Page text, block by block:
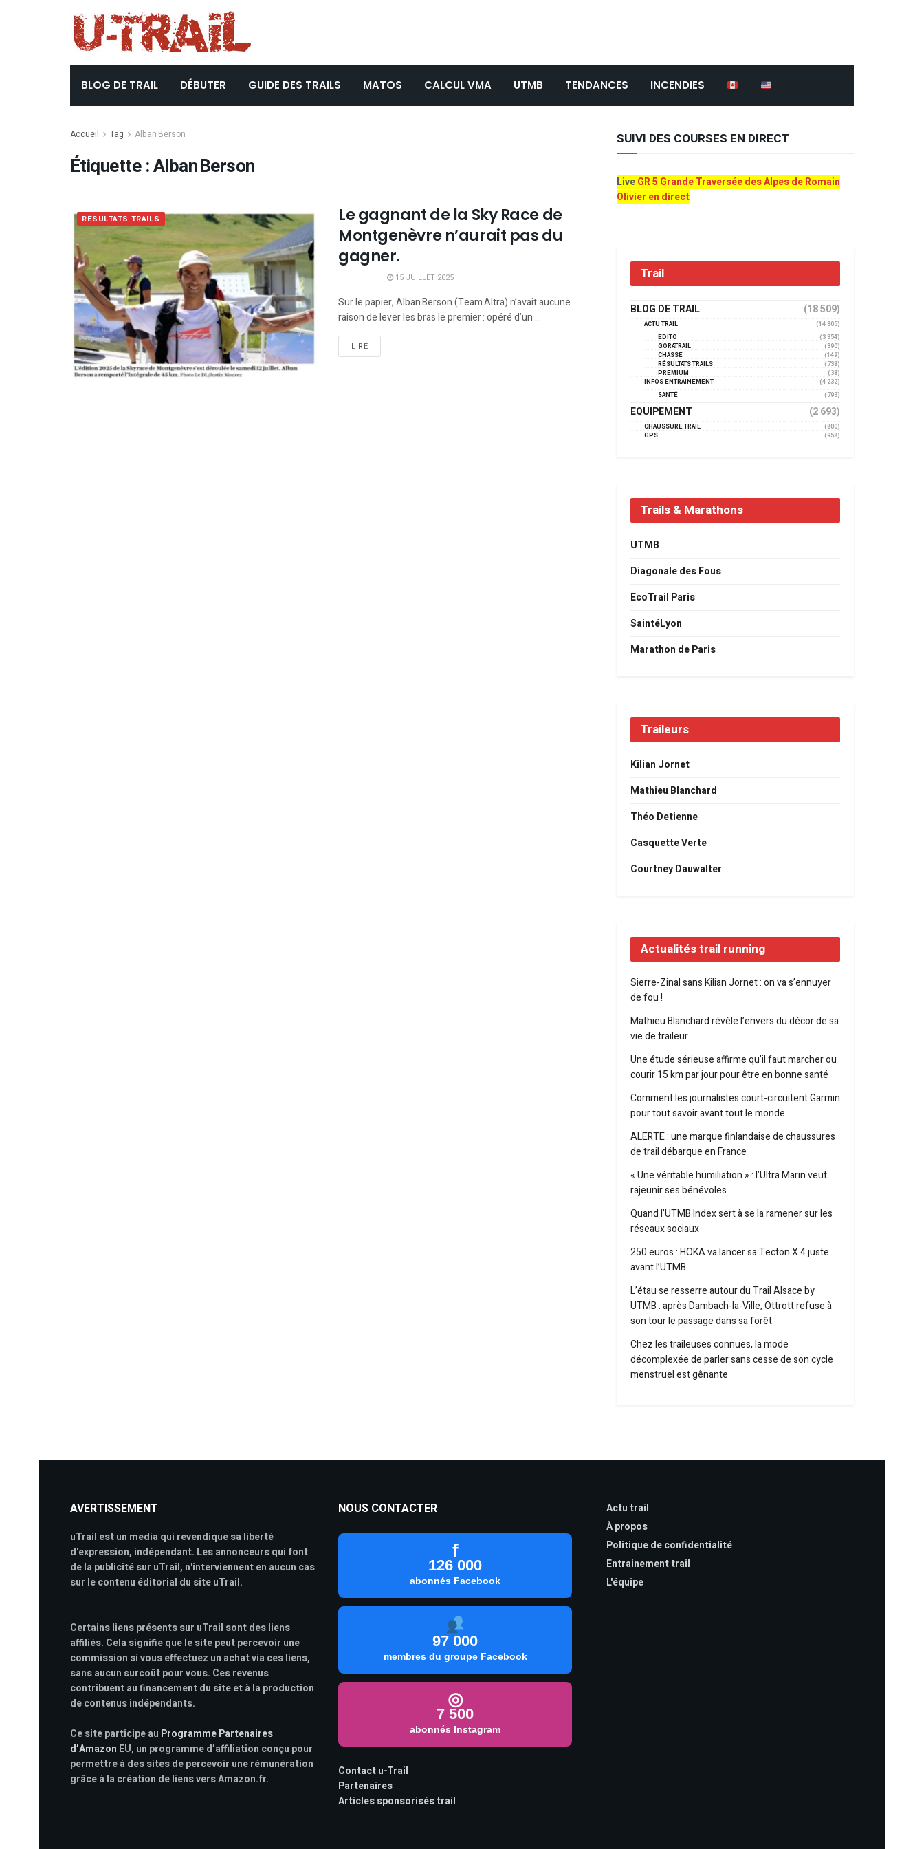
BLOG DE TRAIL DÉBUTER GUIDE DES TRAILS MATOS CALCUL VMA UTMB TENDANCES INCENDIES
Accueil Tag Alban Berson
Étiquette :Alban Berson
RÉSULTATS TRAILS
Le gagnant de la Sky Race de
Montgenèvre n’aurait pas du
gagner.
15 JUILLET 2025
Sur le papier, Alban Berson (Team Altra) n’avait aucune
raison de lever les bras le premier : opéré d’un ...
LIRE
SUIVI DES COURSES EN DIRECT
LiveGR 5 Grande Traversée des Alpes de Romain
Olivier en direct
Trail
BLOG DE TRAIL (18 509)
ACTU TRAIL
(14 305)
EDITO
(3 354)
GORATRAIL
(390)
CHASSE
(149)
RÉSULTATS TRAILS
(738)
PREMIUM
(38)
INFOS ENTRAINEMENT
(4 232)
SANTÉ
(793)
EQUIPEMENT (2 693)
CHAUSSURE TRAIL
(800)
GPS
(958)
Trails & Marathons
UTMB
Diagonale des Fous
EcoTrail Paris
SaintéLyon
Marathon de Paris
Traileurs
Kilian Jornet
Mathieu Blanchard
Théo Detienne
Casquette Verte
Courtney Dauwalter
Actualités trail running
Sierre-Zinal sans Kilian Jornet : on va s’ennuyer
de fou !
Mathieu Blanchard révèle l’envers du décor de sa
vie de traileur
Une étude sérieuse affirme qu’il faut marcher ou
courir 15 km par jour pour être en bonne santé
Comment les journalistes court-circuitent Garmin
pour tout savoir avant tout le monde
ALERTE : une marque finlandaise de chaussures
de trail débarque en France
« Une véritable humiliation » : l’Ultra Marin veut
rajeunir ses bénévoles
Quand l’UTMB Index sert à se la ramener sur les
réseaux sociaux
250 euros : HOKA va lancer sa Tecton X 4 juste
avant l’UTMB
L’étau se resserre autour du Trail Alsace by
UTMB : après Dambach-la-Ville, Ottrott refuse à
son tour le passage dans sa forêt
Chez les traileuses connues, la mode
décomplexée de parler sans cesse de son cycle
menstruel est gênante
AVERTISSEMENT
uTrail est un media qui revendique sa liberté
d'expression, indépendant. Les annonceurs qui font
de la publicité sur uTrail, n'interviennent en aucun cas
sur le contenu éditorial du site uTrail.
Certains liens présents sur uTrail sont des liens
affiliés. Cela signifie que le site peut percevoir une
commission si vous effectuez un achat via ces liens,
sans aucun surcoût pour vous. Ces revenus
contribuent au financement du site et à la production
de contenus indépendants.
Ce site participe au Programme Partenaires
d’Amazon EU, un programme d’affiliation conçu pour
permettre à des sites de percevoir une rémunération
grâce à la création de liens vers Amazon.fr.
NOUS CONTACTER
f
126 000
abonnés Facebook
97 000
membres du groupe Facebook
◎
7 500
abonnés Instagram
Contact u-Trail
Partenaires
Articles sponsorisés trail
Actu trail
À propos
Politique de confidentialité
Entrainement trail
L'équipe